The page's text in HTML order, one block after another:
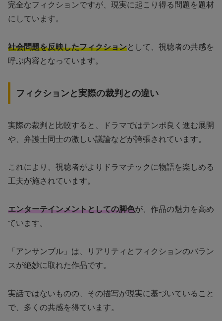
完全なフィクションですが、現実に起こり得る問題を題材
にしています。
社会問題を反映したフィクションとして、視聴者の共感を
呼ぶ内容となっています。
フィクションと実際の裁判との違い
実際の裁判と比較すると、ドラマではテンポ良く進む展開
や、弁護士同士の激しい議論などが誇張されています。
これにより、視聴者がよりドラマチックに物語を楽しめる
工夫が施されています。
エンターテインメントとしての脚色が、作品の魅力を高め
ています。
「アンサンブル」は、リアリティとフィクションのバラン
スが絶妙に取れた作品です。
実話ではないものの、その描写が現実に基づいていること
で、多くの共感を得ています。